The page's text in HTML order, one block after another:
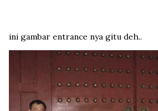
ini gambar entrance nya gitu deh..